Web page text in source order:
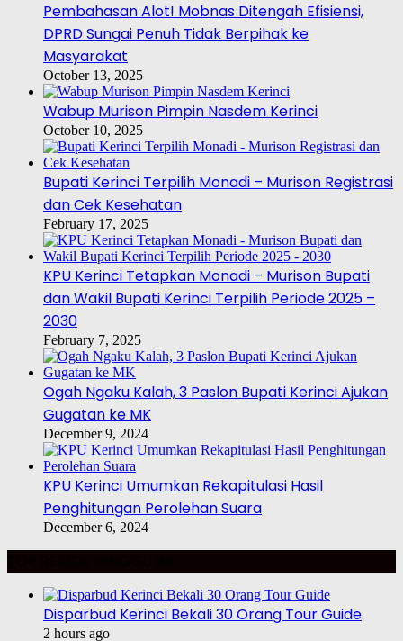
Pembahasan Alot! Mobnas Ditengah Efisiensi,
DPRD Sungai Penuh Tidak Berpihak ke
Masyarakat
October 13, 2025
Wabup Murison Pimpin Nasdem Kerinci
October 10, 2025
Bupati Kerinci Terpilih Monadi – Murison Registrasi
dan Cek Kesehatan
February 17, 2025
KPU Kerinci Tetapkan Monadi – Murison Bupati
dan Wakil Bupati Kerinci Terpilih Periode 2025 –
2030
February 7, 2025
Ogah Ngaku Kalah, 3 Paslon Bupati Kerinci Ajukan
Gugatan ke MK
December 9, 2024
KPU Kerinci Umumkan Rekapitulasi Hasil
Penghitungan Perolehan Suara
December 6, 2024
Disparbud Kerinci Bekali 30 Orang Tour Guide
2 hours ago